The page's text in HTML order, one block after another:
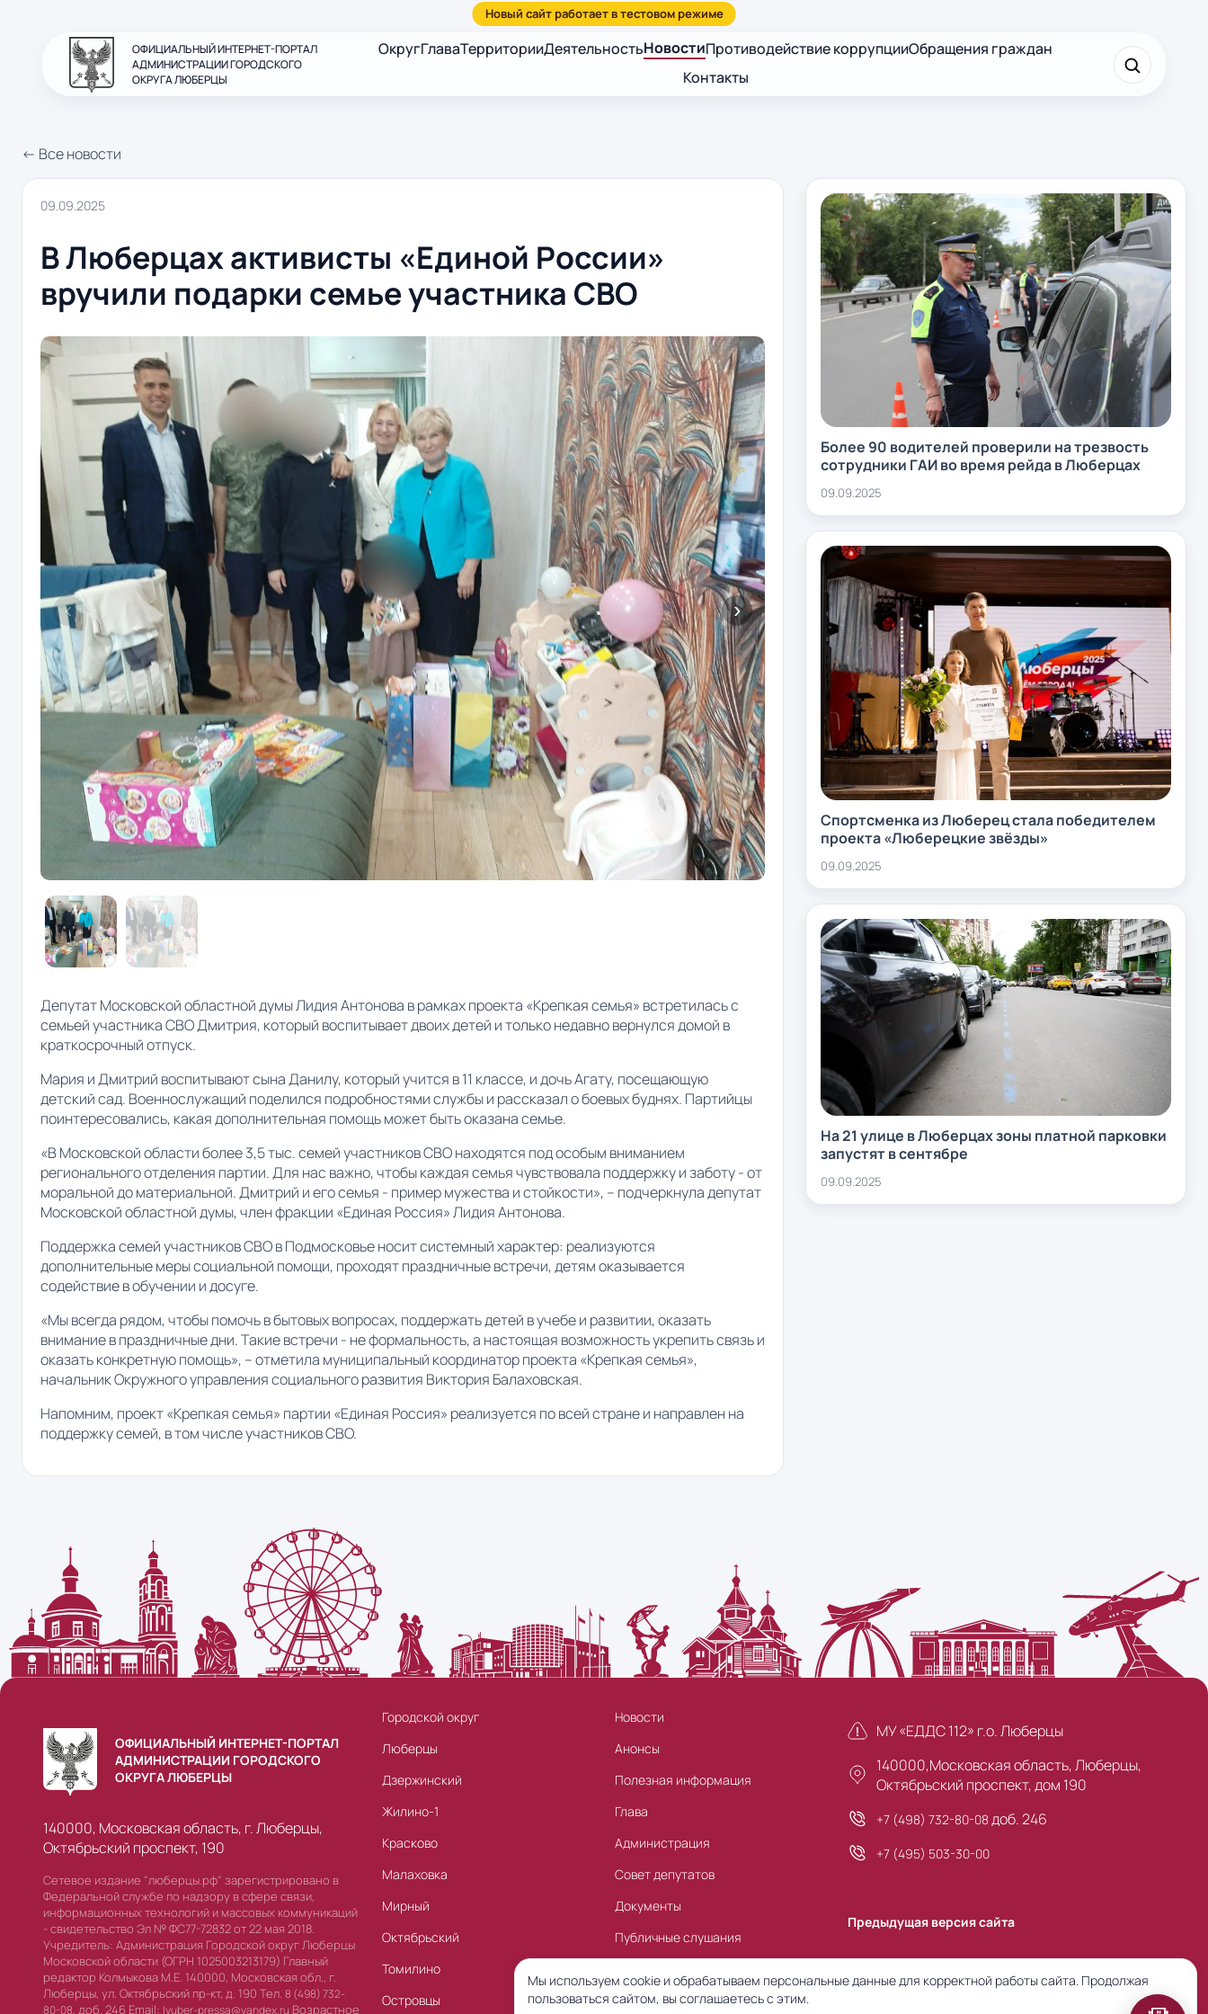
ОФИЦИАЛЬНЫЙ ИНТЕРНЕТ-ПОРТАЛ
АДМИНИСТРАЦИИ ГОРОДСКОГО
ОКРУГА ЛЮБЕРЦЫ
ОкругГлаваТерриторииДеятельностьНовостиПротиводействие коррупцииОбращения граждан
Контакты
← Все новости
09.09.2025
В Люберцах активисты «Единой России»
вручили подарки семье участника СВО
Депутат Московской областной думы Лидия Антонова в рамках проекта «Крепкая семья» встретилась с
семьей участника СВО Дмитрия, который воспитывает двоих детей и только недавно вернулся домой в
краткосрочный отпуск.
Мария и Дмитрий воспитывают сына Данилу, который учится в 11 классе, и дочь Агату, посещающую
детский сад. Военнослужащий поделился подробностями службы и рассказал о боевых буднях. Партийцы
поинтересовались, какая дополнительная помощь может быть оказана семье.
«В Московской области более 3,5 тыс. семей участников СВО находятся под особым вниманием
регионального отделения партии. Для нас важно, чтобы каждая семья чувствовала поддержку и заботу - от
моральной до материальной. Дмитрий и его семья - пример мужества и стойкости», – подчеркнула депутат
Московской областной думы, член фракции «Единая Россия» Лидия Антонова.
Поддержка семей участников СВО в Подмосковье носит системный характер: реализуются
дополнительные меры социальной помощи, проходят праздничные встречи, детям оказывается
содействие в обучении и досуге.
«Мы всегда рядом, чтобы помочь в бытовых вопросах, поддержать детей в учебе и развитии, оказать
внимание в праздничные дни. Такие встречи - не формальность, а настоящая возможность укрепить связь и
оказать конкретную помощь», – отметила муниципальный координатор проекта «Крепкая семья»,
начальник Окружного управления социального развития Виктория Балаховская.
Напомним, проект «Крепкая семья» партии «Единая Россия» реализуется по всей стране и направлен на
поддержку семей, в том числе участников СВО.
Более 90 водителей проверили на трезвость
сотрудники ГАИ во время рейда в Люберцах
09.09.2025
Спортсменка из Люберец стала победителем
проекта «Люберецкие звёзды»
09.09.2025
На 21 улице в Люберцах зоны платной парковки
запустят в сентябре
09.09.2025
ОФИЦИАЛЬНЫЙ ИНТЕРНЕТ-ПОРТАЛ
АДМИНИСТРАЦИИ ГОРОДСКОГО
ОКРУГА ЛЮБЕРЦЫ
140000, Московская область, г. Люберцы,
Октябрьский проспект, 190
Сетевое издание "люберцы.рф" зарегистрировано в
Федеральной службе по надзору в сфере связи,
информационных технологий и массовых коммуникаций
- свидетельство Эл № ФС77-72832 от 22 мая 2018.
Учредитель: Администрация Городской округ Люберцы
Московской области (ОГРН 1025003213179) Главный
редактор Колмыкова М.Е. 140000, Московская обл., г.
Люберцы, ул. Октябрьский пр-кт, д. 190 Тел. 8 (498) 732-
80-08, доб. 246 Email: lyuber-pressa@yandex.ru Возрастное
Городской округ
Люберцы
Дзержинский
Жилино-1
Красково
Малаховка
Мирный
Октябрьский
Томилино
Островцы
Новости
Анонсы
Полезная информация
Глава
Администрация
Совет депутатов
Документы
Публичные слушания
МУ «ЕДДС 112» г.о. Люберцы
140000,Московская область, Люберцы,
Октябрьский проспект, дом 190
+7 (498) 732-80-08 доб. 246
+7 (495) 503-30-00
Предыдущая версия сайта
Мы используем cookie и обрабатываем персональные данные для корректной работы сайта. Продолжая
пользоваться сайтом, вы соглашаетесь с этим.